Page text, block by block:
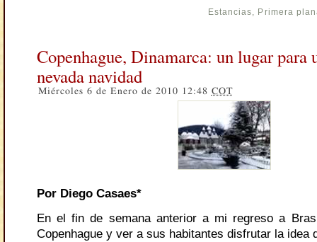
Estancias, Primera
Copenhague, Dinamarca: un lugar para
nevada navidad
Miércoles 6 de Enero de 2010 12:48 COT
Por Diego Casaes*
En el fin de semana anterior a mi regreso a
Copenhague y ver a sus habitantes disfrutar la idea